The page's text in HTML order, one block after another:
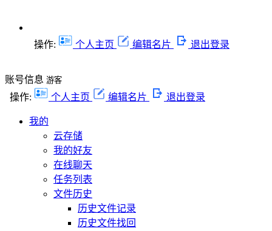
操作: 个人主页 编辑名片 退出登录
账号信息 游客
操作: 个人主页 编辑名片 退出登录
我的
云存储
我的好友
在线聊天
任务列表
文件历史
历史文件记录
历史文件找回